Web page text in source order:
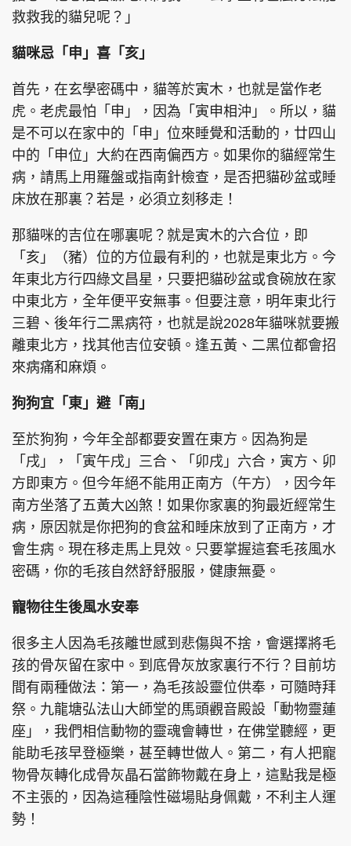
頭條搵工 EDUPLUS
聯絡我們
隱私政策聲明
版權及免責聲明
Copyright © 東周網 版權所有 . 不得轉載
©Eastweek.com.hk. All rights reserved.
救救我的貓兒呢？」
貓咪忌「申」喜「亥」
首先，在玄學密碼中，貓等於寅木，也就是當作老
虎。老虎最怕「申」，因為「寅申相沖」。所以，貓
是不可以在家中的「申」位來睡覺和活動的，廿四山
中的「申位」大約在西南偏西方。如果你的貓經常生
病，請馬上用羅盤或指南針檢查，是否把貓砂盆或睡
床放在那裏？若是，必須立刻移走！
那貓咪的吉位在哪裏呢？就是寅木的六合位，即
「亥」（豬）位的方位最有利的，也就是東北方。今
年東北方行四綠文昌星，只要把貓砂盆或食碗放在家
中東北方，全年便平安無事。但要注意，明年東北行
三碧、後年行二黑病符，也就是說2028年貓咪就要搬
離東北方，找其他吉位安頓。逢五黃、二黑位都會招
來病痛和麻煩。
狗狗宜「東」避「南」
至於狗狗，今年全部都要安置在東方。因為狗是
「戌」，「寅午戌」三合、「卯戌」六合，寅方、卯
方即東方。但今年絕不能用正南方（午方），因今年
南方坐落了五黃大凶煞！如果你家裏的狗最近經常生
病，原因就是你把狗的食盆和睡床放到了正南方，才
會生病。現在移走馬上見效。只要掌握這套毛孩風水
密碼，你的毛孩自然舒舒服服，健康無憂。
寵物往生後風水安奉
很多主人因為毛孩離世感到悲傷與不捨，會選擇將毛
孩的骨灰留在家中。到底骨灰放家裏行不行？目前坊
間有兩種做法：第一，為毛孩設靈位供奉，可隨時拜
祭。九龍塘弘法山大師堂的馬頭觀音殿設「動物靈蓮
座」，我們相信動物的靈魂會轉世，在佛堂聽經，更
能助毛孩早登極樂，甚至轉世做人。第二，有人把寵
物骨灰轉化成骨灰晶石當飾物戴在身上，這點我是極
不主張的，因為這種陰性磁場貼身佩戴，不利主人運
勢！